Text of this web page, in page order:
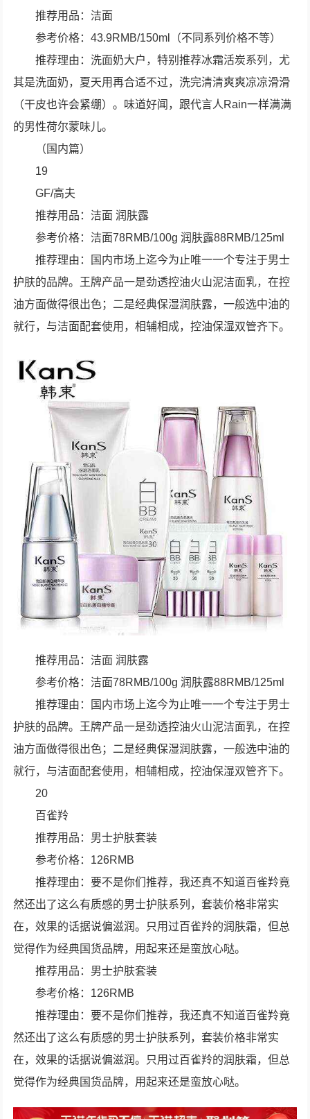
推荐用品：洁面
参考价格：43.9RMB/150ml（不同系列价格不等）
推荐理由：洗面奶大户，特别推荐冰霜活炭系列，尤
其是洗面奶，夏天用再合适不过，洗完清清爽爽凉凉滑滑
（干皮也许会紧绷）。味道好闻，跟代言人Rain一样满满
的男性荷尔蒙味儿。
（国内篇）
19
GF/高夫
推荐用品：洁面 润肤露
参考价格：洁面78RMB/100g 润肤露88RMB/125ml
推荐理由：国内市场上迄今为止唯一一个专注于男士
护肤的品牌。王牌产品一是劲透控油火山泥洁面乳，在控
油方面做得很出色；二是经典保湿润肤露，一般选中油的
就行，与洁面配套使用，相辅相成，控油保湿双管齐下。
推荐用品：洁面 润肤露
参考价格：洁面78RMB/100g 润肤露88RMB/125ml
推荐理由：国内市场上迄今为止唯一一个专注于男士
护肤的品牌。王牌产品一是劲透控油火山泥洁面乳，在控
油方面做得很出色；二是经典保湿润肤露，一般选中油的
就行，与洁面配套使用，相辅相成，控油保湿双管齐下。
20
百雀羚
推荐用品：男士护肤套装
参考价格：126RMB
推荐理由：要不是你们推荐，我还真不知道百雀羚竟
然还出了这么有质感的男士护肤系列，套装价格非常实
在，效果的话据说偏滋润。只用过百雀羚的润肤霜，但总
觉得作为经典国货品牌，用起来还是蛮放心哒。
推荐用品：男士护肤套装
参考价格：126RMB
推荐理由：要不是你们推荐，我还真不知道百雀羚竟
然还出了这么有质感的男士护肤系列，套装价格非常实
在，效果的话据说偏滋润。只用过百雀羚的润肤霜，但总
觉得作为经典国货品牌，用起来还是蛮放心哒。